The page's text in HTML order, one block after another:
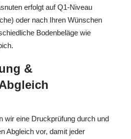
erfolgt auf Q1-Niveau
oder nach Ihren Wünschen
Bodenbeläge wie
&
wir eine Druckprüfung durch und
Abgleich vor, damit jeder